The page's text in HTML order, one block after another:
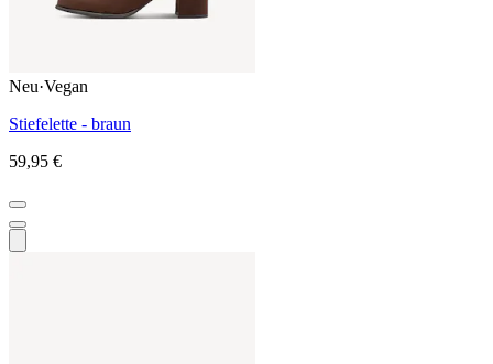
Neu·Vegan
Stiefelette - braun
59,95 €